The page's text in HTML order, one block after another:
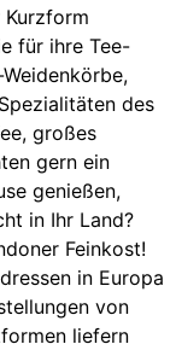
Kurzform
für ihre Tee-
des
großes
gern ein
genießen,
in Ihr Land?
Feinkost!
in Europa
von
liefern